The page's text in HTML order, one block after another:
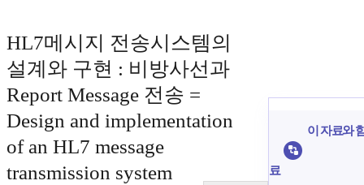
HL7메시지 전송시스템의
설계와 구현 : 비방사선과
Report Message 전송 =
Design and implementation
of an HL7 message
transmission system
이 자료와
료